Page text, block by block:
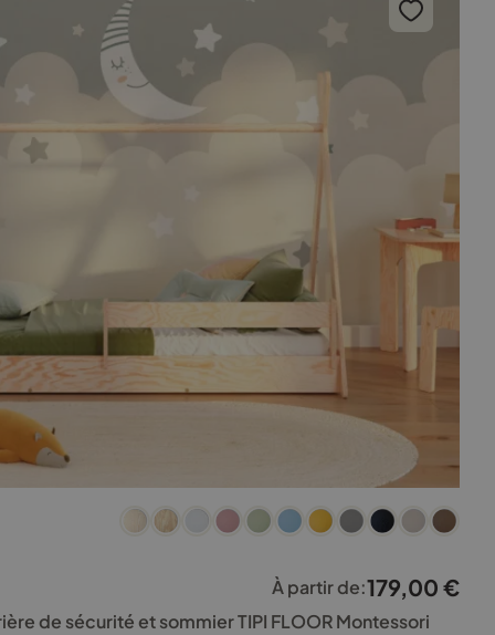
À partir de:179,00 €
de sécurité et sommier TIPI FLOOR Montessori